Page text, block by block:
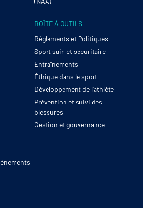
BOÎTE À OUTILS
Règlements et Politiques
Sport sain et sécuritaire
Entraînements
Éthique dans le sport
Développement de l’athlète
Prévention et suivi des
blessures
Gestion et gouvernance